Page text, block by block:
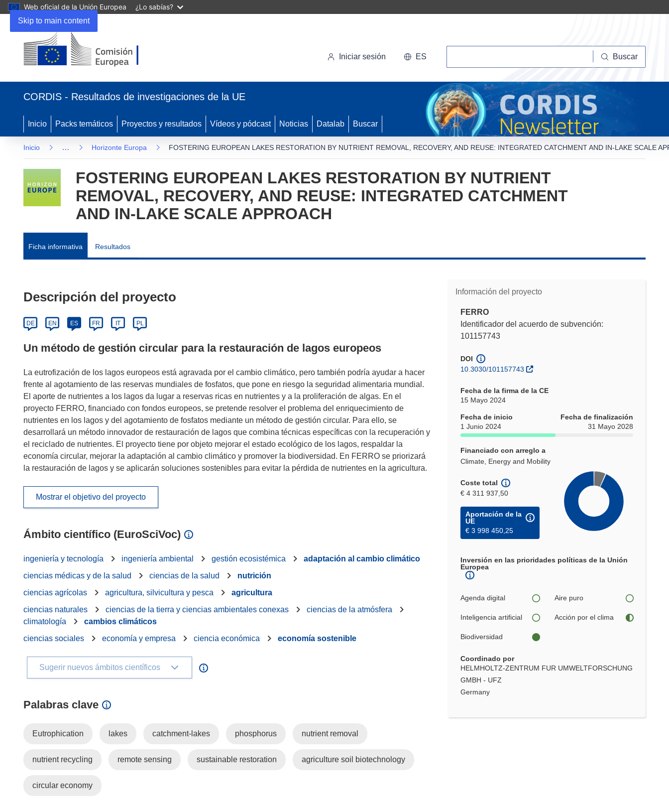
Skip to main content
Web oficial de la Unión Europea ¿Lo sabías?
Iniciar sesión ES Buscar
CORDIS - Resultados de investigaciones de la UE
Inicio Packs temáticos Proyectos y resultados Vídeos y pódcast Noticias Datalab Buscar
Inicio … Horizonte Europa FOSTERING EUROPEAN LAKES RESTORATION BY NUTRIENT REMOVAL, RECOVERY, AND REUSE: INTEGRATED CATCHMENT AND IN-LAKE SCALE
FOSTERING EUROPEAN LAKES RESTORATION BY NUTRIENT
REMOVAL, RECOVERY, AND REUSE: INTEGRATED CATCHMENT
AND IN-LAKE SCALE APPROACH
Ficha informativa Resultados
Información del proyecto
FERRO
Identificador del acuerdo de subvención:
101157743
DOI
10.3030/101157743
Fecha de la firma de la CE
15 Mayo 2024
Fecha de inicio
1 Junio 2024
Fecha de finalización
31 Mayo 2028
Financiado con arreglo a
Climate, Energy and Mobility
Coste total
€ 4 311 937,50
Aportación de la
UE
€ 3 998 450,25
Inversión en las prioridades políticas de la Unión
Europea
Agenda digital Aire puro
Inteligencia artificial Acción por el clima
Biodiversidad
Coordinado por
HELMHOLTZ-ZENTRUM FUR UMWELTFORSCHUNG
GMBH - UFZ
Germany
Descripción del proyecto
DE EN ES FR IT PL
Un método de gestión circular para la restauración de lagos europeos
La eutrofización de los lagos europeos está agravada por el cambio climático, pero también podría ayudar a hacer
frente al agotamiento de las reservas mundiales de fosfatos, que pone en riesgo la seguridad alimentaria mundial.
El aporte de nutrientes a los lagos da lugar a reservas ricas en nutrientes y a la proliferación de algas. En el
proyecto FERRO, financiado con fondos europeos, se pretende resolver el problema del enriquecimiento de
nutrientes en los lagos y del agotamiento de fosfatos mediante un método de gestión circular. Para ello, se
desarrollará un método innovador de restauración de lagos que combina técnicas específicas con la recuperación y
el reciclado de nutrientes. El proyecto tiene por objeto mejorar el estado ecológico de los lagos, respaldar la
economía circular, mejorar la adaptación al cambio climático y promover la biodiversidad. En FERRO se priorizará
la restauración de lagos y se aplicarán soluciones sostenibles para evitar la pérdida de nutrientes en la agricultura.
Mostrar el objetivo del proyecto
Ámbito científico (EuroSciVoc)
ingeniería y tecnología ingeniería ambiental gestión ecosistémica
adaptación al cambio climático
ciencias médicas y de la salud
ciencias de la salud
nutrición
ciencias agrícolas
agricultura, silvicultura y pesca
agricultura
ciencias naturales
ciencias de la tierra y ciencias ambientales conexas
ciencias de la atmósfera
climatología
cambios climáticos
ciencias sociales
economía y empresa ciencia económica economía sostenible
Sugerir nuevos ámbitos científicos
Palabras clave
Eutrophication lakes catchment-lakes phosphorus nutrient removal
nutrient recycling remote sensing sustainable restoration agriculture soil biotechnology
circular economy